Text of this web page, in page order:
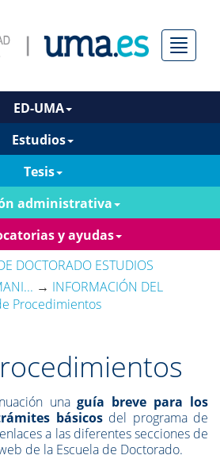
Menú
ED-UMA
Estudios
Tesis
administrativa
y ayudas
DOCTORADO ESTUDIOS
→ INFORMACIÓN DEL
Procedimientos
unaguía breve para los
básicosdel programa de
a las diferentes secciones de
de la Escuela de Doctorado.